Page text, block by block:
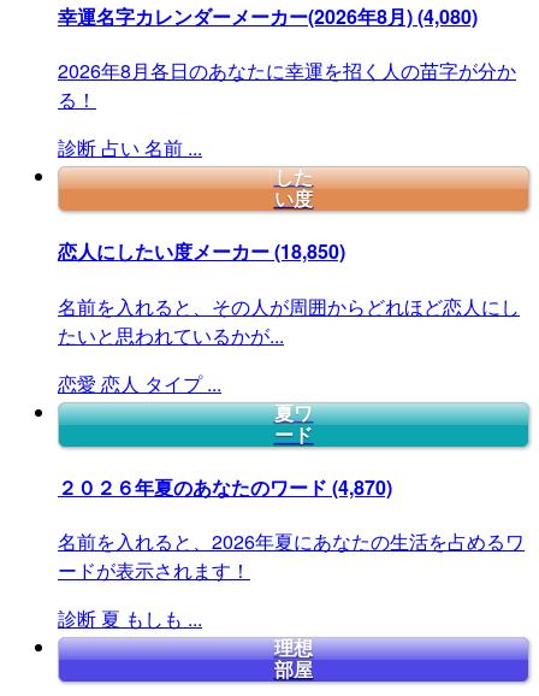
幸運名字カレンダーメーカー(2026年8月)(4,080)
2026年8月各日のあなたに幸運を招く人の苗字が分か
る！
診断 占い 名前 ...
した
い度
恋人にしたい度メーカー(18,850)
名前を入れると、その人が周囲からどれほど恋人にし
たいと思われているかが...
恋愛 恋人 タイプ ...
夏ワ
ード
２０２６年夏のあなたのワード (4,870)
名前を入れると、2026年夏にあなたの生活を占めるワ
ードが表示されます！
診断 夏 もしも ...
理想
部屋